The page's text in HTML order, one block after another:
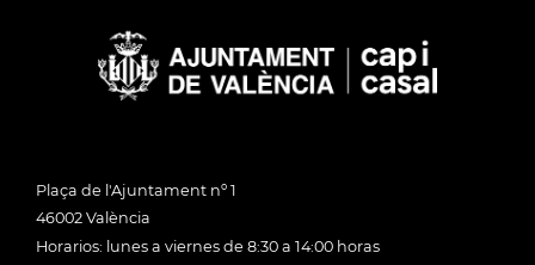
Plaça de l'Ajuntament nº 1
46002 València
Horarios: lunes a viernes de 8:30 a 14:00 horas